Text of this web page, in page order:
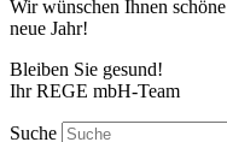
Wir wünschen Ihnen
neue Jahr!
Bleiben Sie gesund!
Ihr REGE mbH-Team
Suche